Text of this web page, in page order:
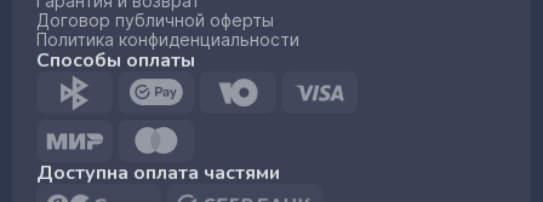
Договор публичной оферты
Политика конфиденциальности
Способы оплаты
Доступна оплата частями